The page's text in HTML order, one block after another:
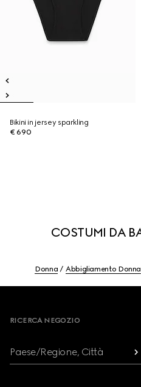
Bikini in jersey sparkling
€ 690
COSTUMI DA
Donna Abbigliamento Donna
RICERCA NEGOZIO
Paese/Regione, Città